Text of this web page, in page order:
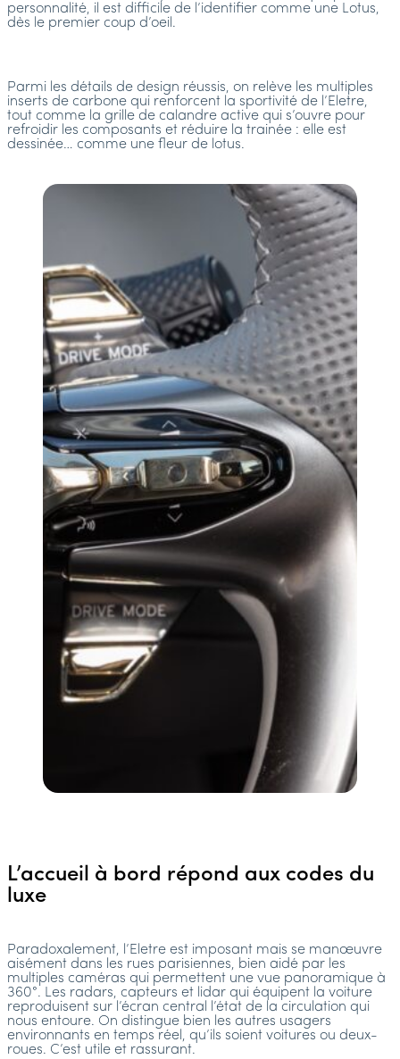
personnalité, il est difficile de l’identifier comme une Lotus,
dès le premier coup d’oeil.
Parmi les détails de design réussis, on relève les multiples
inserts de carbone qui renforcent la sportivité de l’Eletre,
tout comme la grille de calandre active qui s’ouvre pour
refroidir les composants et réduire la trainée : elle est
dessinée… comme une fleur de lotus.
L’accueil à bord répond aux codes du
luxe
Paradoxalement, l’Eletre est imposant mais se manœuvre
aisément dans les rues parisiennes, bien aidé par les
multiples caméras qui permettent une vue panoramique à
360°. Les radars, capteurs et lidar qui équipent la voiture
reproduisent sur l’écran central l’état de la circulation qui
nous entoure. On distingue bien les autres usagers
environnants en temps réel, qu’ils soient voitures ou deux-
roues. C’est utile et rassurant.